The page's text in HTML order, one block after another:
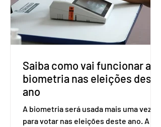
Saúde à Comissão Nacional de
Incorporação de Novas Tecnologias no
SUS (Conitec) na semana que vem. A
Conitec é um colegiado
Saiba como vai funcionar a
biometria nas eleições deste
ano
A biometria será usada mais uma vez
para votar nas eleições deste ano. A